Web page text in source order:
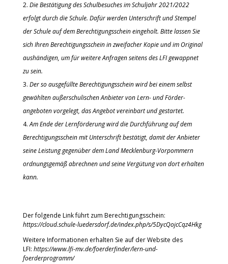
Die Bestätigung des Schulbesuches im Schuljahr 2021/2022
erfolgt durch die Schule. Dafür werden Unterschrift und Stempel
der Schule auf dem Berechtigungs­schein eingeholt. Bitte lassen Sie
sich Ihren Berechtigungsschein in zweifacher Kopie und im Original
aushändigen, um für weitere Anfragen seitens des LFI gewappnet
zu sein.
Der so ausgefüllte Berechtigungs­schein wird bei einem selbst
gewählten außer­schulischen Anbieter von Lern- und Förder­
angeboten vorgelegt, das Angebot vereinbart und gestartet.
Am Ende der Lern­förderung wird die Durchführung auf dem
Berechtigungs­schein mit Unterschrift bestätigt, damit der Anbieter
seine Leistung gegenüber dem Land Mecklenburg-Vorpommern
ordnungs­gemäß abrechnen und seine Vergütung von dort erhalten
kann.
Der folgende Link führt zum Berechtigungsschein:
https://cloud.schule-luedersdorf.de/index.php/s/5DycQojcCqz4Hkg
Weitere Informationen erhalten Sie auf der Website des
LFI: https://www.lfi-mv.de/foerderfinder/lern-und-
foerderprogramm/